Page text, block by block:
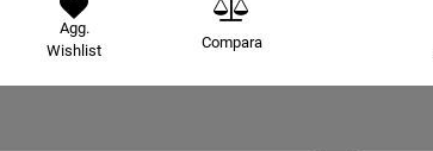
Agg.
Wishlist
Compara